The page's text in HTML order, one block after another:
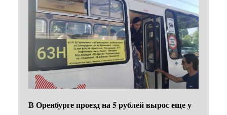
В Оренбурге проезд на 5 рублей вырос еще у